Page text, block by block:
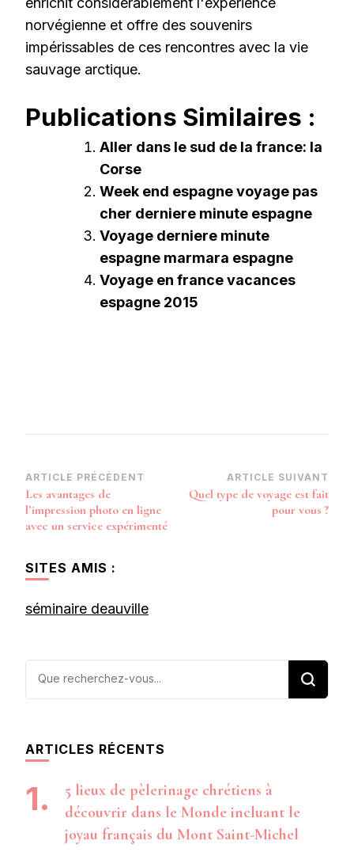
norvégienne et offre des souvenirs
impérissables de ces rencontres avec la vie
sauvage arctique.
Publications Similaires :
Aller dans le sud de la france: la
Corse
Week end espagne voyage pas
cher derniere minute espagne
Voyage derniere minute
espagne marmara espagne
Voyage en france vacances
espagne 2015
Navigation
d’article
ARTICLE PRÉCÉDENT
Les avantages de
l’impression photo en ligne
avec un service expérimenté
ARTICLE SUIVANT
Quel type de voyage est fait
pour vous ?
SITES AMIS :
séminaire deauville
Vous
ARTICLES RÉCENTS
5 lieux de pèlerinage chrétiens à
découvrir dans le Monde incluant le
joyau français du Mont Saint-Michel